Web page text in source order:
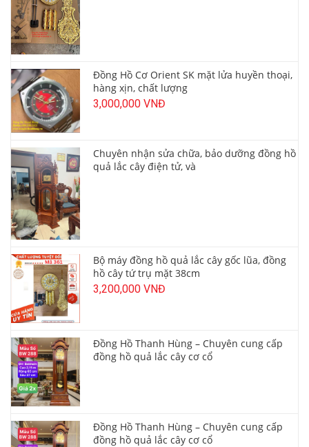
Đồng Hồ Cơ Orient SK mặt lửa huyền thoại,
hàng xịn, chất lượng
3,000,000 VNĐ
Chuyên nhận sửa chữa, bảo dưỡng đồng hồ
quả lắc cây điện tử, và
Bộ máy đồng hồ quả lắc cây gốc lũa, đồng
hồ cây tứ trụ mặt 38cm
3,200,000 VNĐ
Đồng Hồ Thanh Hùng – Chuyên cung cấp
đồng hồ quả lắc cây cơ cổ
Đồng Hồ Thanh Hùng – Chuyên cung cấp
đồng hồ quả lắc cây cơ cổ